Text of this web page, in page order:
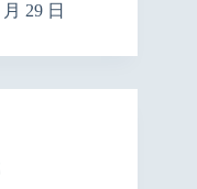
29 日